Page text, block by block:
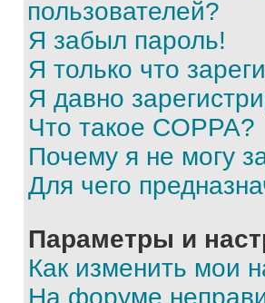
пользователей?
Я забыл пароль!
Я только что
Я давно
Что такое COPPA?
Почему я не могу
Для чего
Параметры и
Как изменить мои
На форуме